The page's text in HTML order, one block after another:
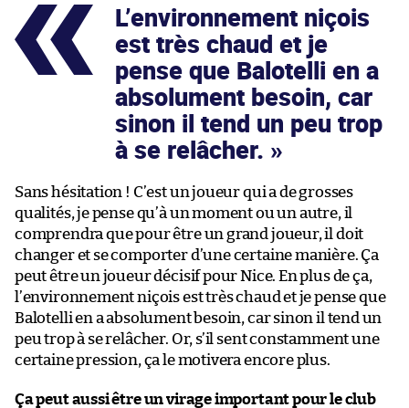
L’environnement niçois
est très chaud et je
pense que Balotelli en a
absolument besoin, car
sinon il tend un peu trop
à se relâcher.
Sans hésitation ! C’est un joueur qui a de grosses
qualités, je pense qu’à un moment ou un autre, il
comprendra que pour être un grand joueur, il doit
changer et se comporter d’une certaine manière. Ça
peut être un joueur décisif pour Nice. En plus de ça,
l’environnement niçois est très chaud et je pense que
Balotelli en a absolument besoin, car sinon il tend un
peu trop à se relâcher. Or, s’il sent constamment une
certaine pression, ça le motivera encore plus.
Ça peut aussi être un virage important pour le club